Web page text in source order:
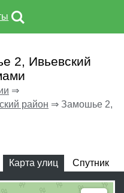
2, Ивьевский
⇒
район ⇒ Замошье 2,
Карта улиц Спутник